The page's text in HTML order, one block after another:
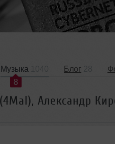
Музыка
8
Блог
Александр